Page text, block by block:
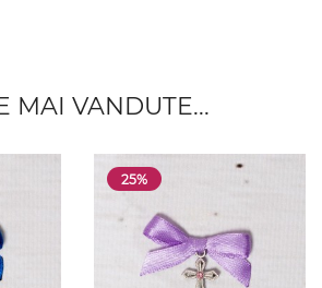
MAI VANDUTE...
25%